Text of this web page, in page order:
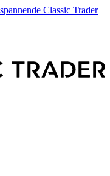
Classic Trader